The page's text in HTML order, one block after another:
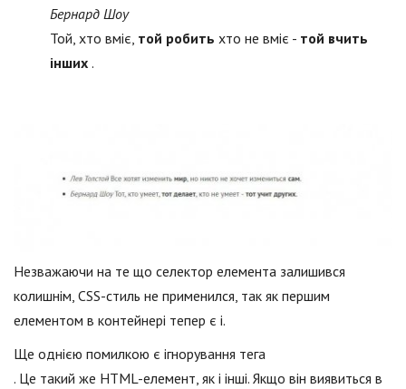
Бернард Шоу
Той, хто вміє, той робить хто не вміє - той вчить
інших .
Незважаючи на те що селектор елемента залишився
колишнім, CSS-стиль не применился, так як першим
елементом в контейнері тепер є i.
Ще однією помилкою є ігнорування тега
. Це такий же HTML-елемент, як і інші. Якщо він виявиться в